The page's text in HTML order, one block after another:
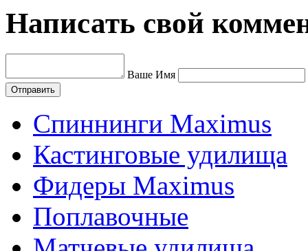
Написать свой
Ваше Имя
Спиннинги Maximus
Кастинговые удилища
Фидеры Maximus
Поплавочные